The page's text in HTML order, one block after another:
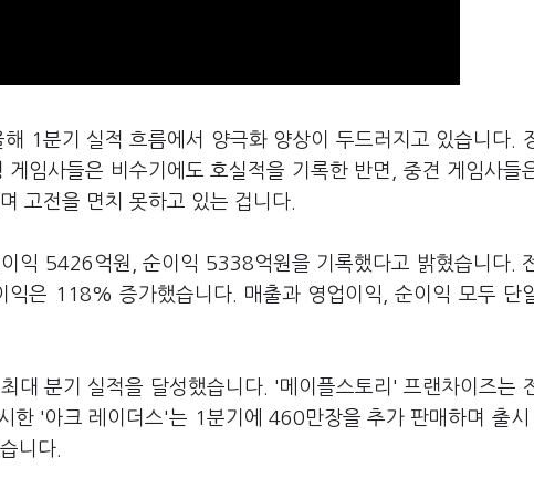
1분기 실적 흐름에서 양극화 양상이 두드러지고 있습니다.
임사들은 비수기에도 호실적을 기록한 반면, 중견 게임사들
고전을 면치 못하고 있는 겁니다.
익 5426억원, 순이익 5338억원을 기록했다고 밝혔습니다.
은 118% 증가했습니다. 매출과 영업이익, 순이익 모두 단
대 분기 실적을 달성했습니다. '메이플스토리' 프랜차이즈는
한 '아크 레이더스'는 1분기에 460만장을 추가 판매하며 출
니다.